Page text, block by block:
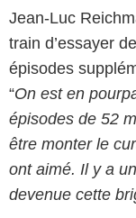
Jean-Luc
train d’essayer
épisodes
“On est en
épisodes de 52
être monter le
ont aimé. Il y a
devenue cette